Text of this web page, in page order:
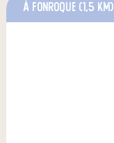
à fonroque (1,5 km)